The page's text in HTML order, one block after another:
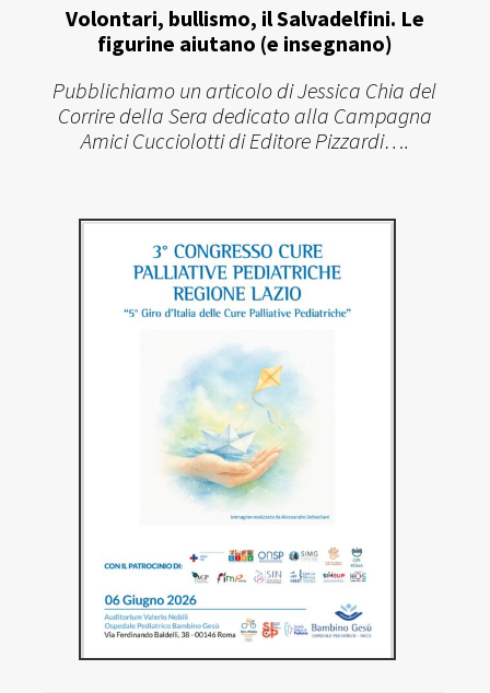
Volontari, bullismo, il Salvadelfini. Le
figurine aiutano (e insegnano)
Pubblichiamo un articolo di Jessica Chia del
Corrire della Sera dedicato alla Campagna
Amici Cucciolotti di Editore Pizzardi….